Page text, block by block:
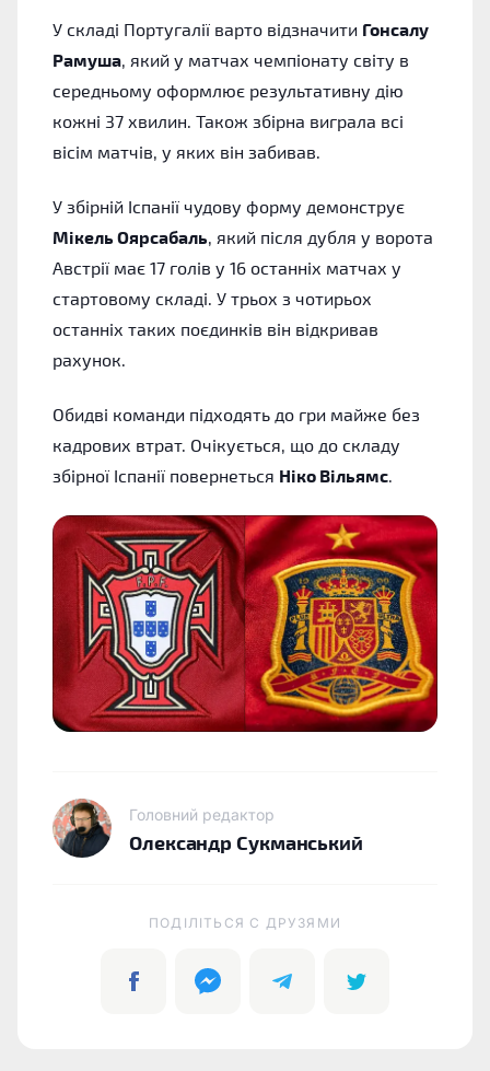
У складі Португалії варто відзначити Гонсалу
Рамуша, який у матчах чемпіонату світу в
середньому оформлює результативну дію
кожні 37 хвилин. Також збірна виграла всі
вісім матчів, у яких він забивав.
У збірній Іспанії чудову форму демонструє
Мікель Оярсабаль, який після дубля у ворота
Австрії має 17 голів у 16 останніх матчах у
стартовому складі. У трьох з чотирьох
останніх таких поєдинків він відкривав
рахунок.
Обидві команди підходять до гри майже без
кадрових втрат. Очікується, що до складу
збірної Іспанії повернеться Ніко Вільямс.
Головний редактор
Олександр Сукманський
ПОДІЛІТЬСЯ C ДРУЗЯМИ